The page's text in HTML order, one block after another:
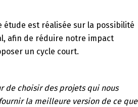
étude est réalisée sur la possibilité
, afin de réduire notre impact
un cycle court.
de choisir des projets qui nous
la meilleure version de ce que